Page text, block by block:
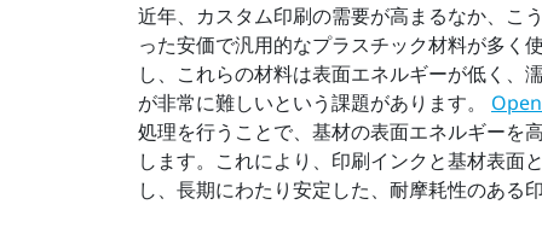
近年、カスタム印刷の需要が高まるなか、こ
った安価で汎用的なプラスチック材料が多く
し、これらの材料は表面エネルギーが低く、
が非常に難しいという課題があります。
処理を行うことで、基材の表面エネルギーを
します。これにより、印刷インクと基材表面
し、長期にわたり安定した、耐摩耗性のある